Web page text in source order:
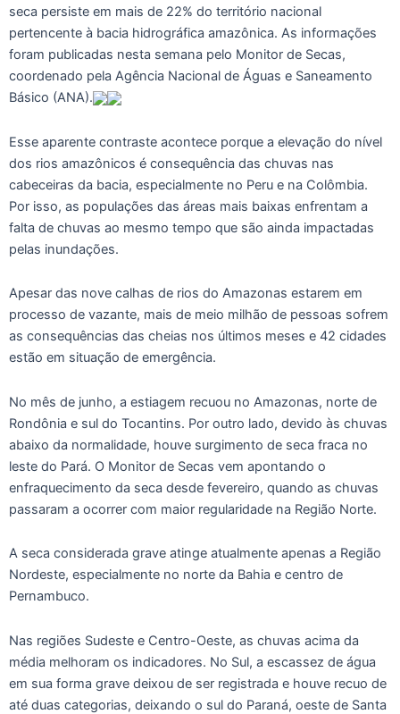
seca persiste em mais de 22% do território nacional
pertencente à bacia hidrográfica amazônica. As informações
foram publicadas nesta semana pelo Monitor de Secas,
coordenado pela Agência Nacional de Águas e Saneamento
Básico (ANA).
Esse aparente contraste acontece porque a elevação do nível
dos rios amazônicos é consequência das chuvas nas
cabeceiras da bacia, especialmente no Peru e na Colômbia.
Por isso, as populações das áreas mais baixas enfrentam a
falta de chuvas ao mesmo tempo que são ainda impactadas
pelas inundações.
Apesar das nove calhas de rios do Amazonas estarem em
processo de vazante, mais de meio milhão de pessoas sofrem
as consequências das cheias nos últimos meses e 42 cidades
estão em situação de emergência.
No mês de junho, a estiagem recuou no Amazonas, norte de
Rondônia e sul do Tocantins. Por outro lado, devido às chuvas
abaixo da normalidade, houve surgimento de seca fraca no
leste do Pará. O Monitor de Secas vem apontando o
enfraquecimento da seca desde fevereiro, quando as chuvas
passaram a ocorrer com maior regularidade na Região Norte.
A seca considerada grave atinge atualmente apenas a Região
Nordeste, especialmente no norte da Bahia e centro de
Pernambuco.
Nas regiões Sudeste e Centro-Oeste, as chuvas acima da
média melhoram os indicadores. No Sul, a escassez de água
em sua forma grave deixou de ser registrada e houve recuo de
até duas categorias, deixando o sul do Paraná, oeste de Santa